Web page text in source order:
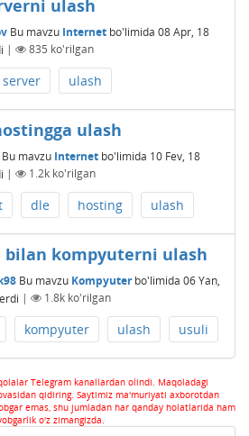
ulash
Bu mavzu Internetbo'limida 08 Apr, 18
| 835 ko'rilgan
server ulash
ulash
Bu mavzu Internetbo'limida 10 Fev, 18
| 1.2kko'rilgan
dle hosting ulash
bilan kompyuterni ulash
Bu mavzu Kompyuterbo'limida 06 Yan,
| 1.8kko'rilgan
kompyuter ulash usuli
Telegram kanallardan olindi. Maqoladagi
qidiring. Saytimiz ma'muriyati axborotdan
emas, shu jumladan har qanday holatlarida ham
o'z zimangizda.